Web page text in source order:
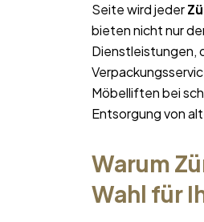
Seite wird jeder
bieten nicht nur
Dienstleistungen,
Möbelliften bei
Entsorgung von
Warum
Wahl für